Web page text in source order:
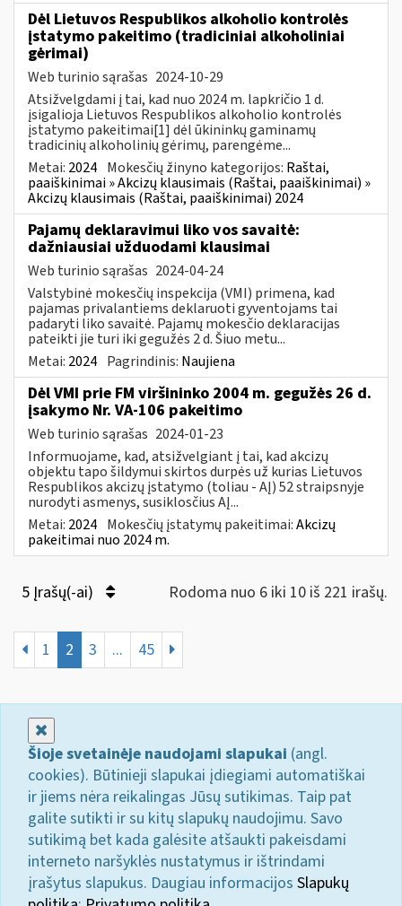
Dėl Lietuvos Respublikos alkoholio kontrolės
įstatymo pakeitimo (tradiciniai alkoholiniai
gėrimai)
Web turinio sąrašas 2024-10-29
Atsižvelgdami į tai, kad nuo 2024 m. lapkričio 1 d.
įsigalioja Lietuvos Respublikos alkoholio kontrolės
įstatymo pakeitimai[1] dėl ūkininkų gaminamų
tradicinių alkoholinių gėrimų, parengėme...
Metai: 2024 Mokesčių žinyno kategorijos: Raštai,
paaiškinimai » Akcizų klausimais (Raštai, paaiškinimai) »
Akcizų klausimais (Raštai, paaiškinimai) 2024
Pajamų deklaravimui liko vos savaitė:
dažniausiai užduodami klausimai
Web turinio sąrašas 2024-04-24
Valstybinė mokesčių inspekcija (VMI) primena, kad
pajamas privalantiems deklaruoti gyventojams tai
padaryti liko savaitė. Pajamų mokesčio deklaracijas
pateikti jie turi iki gegužės 2 d. Šiuo metu...
Metai: 2024 Pagrindinis: Naujiena
Dėl VMI prie FM viršininko 2004 m. gegužės 26 d.
įsakymo Nr. VA-106 pakeitimo
Web turinio sąrašas 2024-01-23
Informuojame, kad, atsižvelgiant į tai, kad akcizų
objektu tapo šildymui skirtos durpės už kurias Lietuvos
Respublikos akcizų įstatymo (toliau - AĮ) 52 straipsnyje
nurodyti asmenys, susiklosčius AĮ...
Metai: 2024 Mokesčių įstatymų pakeitimai:Akcizų
pakeitimai nuo 2024 m.
5 Įrašų(-ai) Rodoma nuo 6 iki 10 iš 221 irašų.
1 2 3 ... 45
Šioje svetainėje naudojami slapukai (angl.
cookies). Būtinieji slapukai įdiegiami automatiškai
ir jiems nėra reikalingas Jūsų sutikimas. Taip pat
galite sutikti ir su kitų slapukų naudojimu. Savo
sutikimą bet kada galėsite atšaukti pakeisdami
interneto naršyklės nustatymus ir ištrindami
įrašytus slapukus. Daugiau informacijos Slapukų